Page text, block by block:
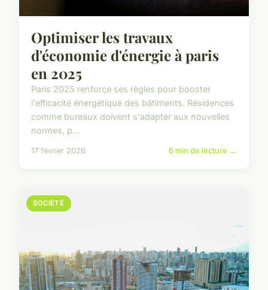
Optimiser les travaux
d'économie d'énergie à paris
en 2025
Paris 2025 renforce ses règles pour booster
l'efficacité énergétique des bâtiments. Résidences
comme bureaux doivent s'adapter aux nouvelles
normes, p...
17 février 2026 6 min de lecture →
SOCIÉTÉ